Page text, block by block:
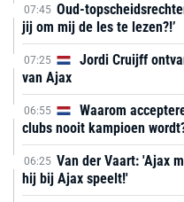
07:45 Oud-
jij om mij de les te lezen?!’
07:25
Jordi Cruijff
van Ajax
06:55
Waarom
clubs nooit kampioen
06:25 Van der Vaart: 'Ajax
hij bij Ajax speelt!'